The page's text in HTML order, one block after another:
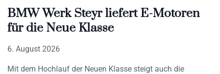
BMW Werk Steyr liefert E-Motoren
für die Neue Klasse
6. August 2026
Mit dem Hochlauf der Neuen Klasse steigt auch die